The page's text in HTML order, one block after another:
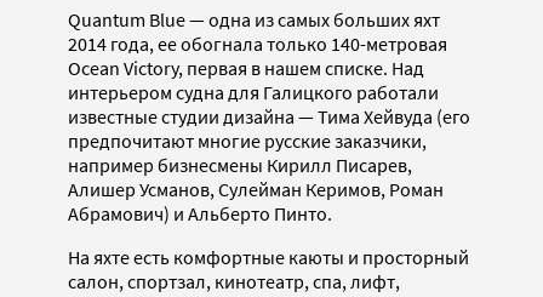
Quantum Blue — одна из самых больших яхт
2014 года, ее обогнала только 140-метровая
Ocean Victory, первая в нашем списке. Над
интерьером судна для Галицкого работали
известные студии дизайна — Тима Хейвуда (его
предпочитают многие русские заказчики,
например бизнесмены Кирилл Писарев,
Алишер Усманов, Сулейман Керимов, Роман
Абрамович) и Альберто Пинто.
На яхте есть комфортные каюты и просторный
салон, спортзал, кинотеатр, спа, лифт,